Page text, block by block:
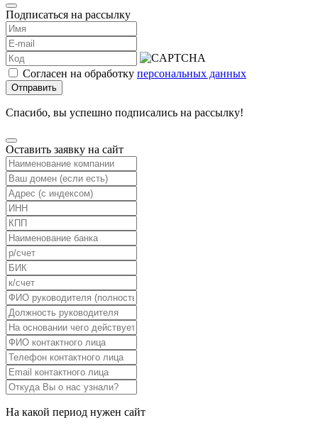
Подписаться на рассылку
Согласен на обработку персональных данных
Отправить
Спасибо, вы успешно подписались на рассылку!
Оставить заявку на сайт
На какой период нужен сайт